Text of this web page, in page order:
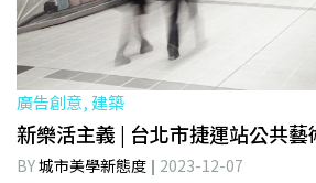
廣告創意, 建築
新樂活主義 | 台北市捷運站公共藝
BY城市美學新態度 2023-12-07